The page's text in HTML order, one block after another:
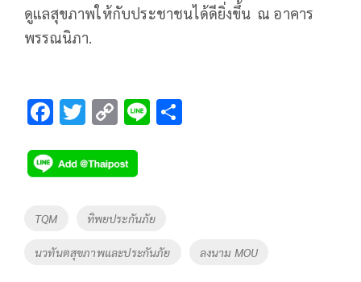
ดูแลสุขภาพให้กับประชาชนได้ดียิ่งขึ้น ณ อาคาร
พรรณนิภา.
F
e
b
o
o
k
T
tt
er
C
p
y
Li
n
k
Li
Tags
TQM ทิพยประกันภัย
นวทันตสุขภาพและประกันภัย ลงนาม MOU